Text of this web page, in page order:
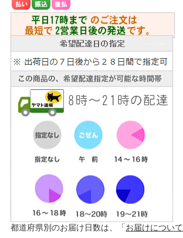
都道府県別のお届け日数は、「お届けについて